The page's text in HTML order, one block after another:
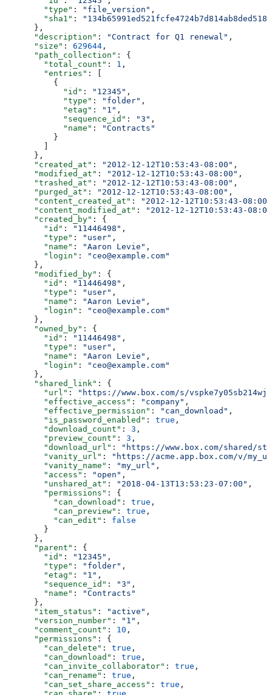
        "type"
: "file_version" ,
        "sha1"
:
      },
      "description"
: "Contract for Q1 renewal" ,
      "size"
: 629644 ,
      "path_collection"
: {
        "total_count"
: 1 ,
        "entries"
: [
          {
            "id"
: "12345" ,
            "type"
: "folder" ,
            "etag"
: "1" ,
            "sequence_id"
: "3" ,
            "name"
:
"Contracts"
          }
      },
      "created_at"
: "2012-12-12T10:53:43-08:00" ,
      "modified_at"
: "2012-12-12T10:53:43-08:00" ,
      "trashed_at"
: "2012-12-12T10:53:43-08:00" ,
      "purged_at"
: "2012-12-12T10:53:43-08:00" ,
      "content_created_at"
:
"2012-12-12T10:53:43-08:00"
      "content_modified_at"
:
"2012-12-12T10:53:43-
      "created_by"
: {
        "id"
: "11446498" ,
        "type"
: "user" ,
        "name"
: "Aaron Levie" ,
        "login"
:
"ceo@example.com"
      },
      "modified_by"
: {
        "id"
: "11446498" ,
        "type"
: "user" ,
        "name"
: "Aaron Levie" ,
        "login"
:
"ceo@example.com"
      },
      "owned_by"
: {
        "id"
: "11446498" ,
        "type"
: "user" ,
        "name"
: "Aaron Levie" ,
        "login"
:
"ceo@example.com"
      },
      "shared_link"
: {
        "url"
:
"https://www.box.com/s/
        "effective_access"
: "company" ,
        "effective_permission"
: "can_download" ,
        "is_password_enabled"
: true ,
        "download_count"
: 3 ,
        "preview_count"
: 3 ,
        "download_url"
:
"https://www.box.com/shared/
        "vanity_url"
:
"https://acme.app.box.com/v/
        "vanity_name"
: "my_url" ,
        "access"
: "open" ,
        "unshared_at"
: "2018-04-13T13:53:23-07:00" ,
        "permissions"
: {
          "can_download"
: true ,
          "can_preview"
: true ,
          "can_edit"
: false
        }
      },
      "parent"
: {
        "id"
: "12345" ,
        "type"
: "folder" ,
        "etag"
: "1" ,
        "sequence_id"
: "3" ,
        "name"
:
"Contracts"
      },
      "item_status"
: "active" ,
      "version_number"
: "1" ,
      "comment_count"
: 10 ,
      "permissions"
: {
        "can_delete"
: true ,
        "can_download"
: true ,
        "can_invite_collaborator"
: true ,
        "can_rename"
: true ,
        "can_set_share_access"
: true ,